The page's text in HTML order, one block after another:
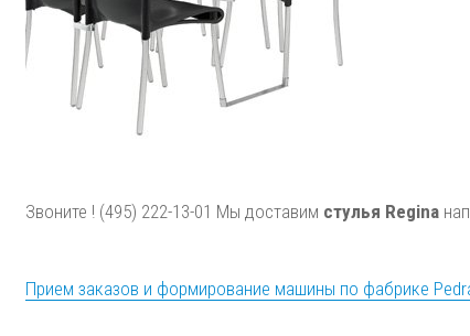
Звоните ! (495) 222-13-01 Мы доставим стулья Regina
Прием заказов и формирование машины по фабрике